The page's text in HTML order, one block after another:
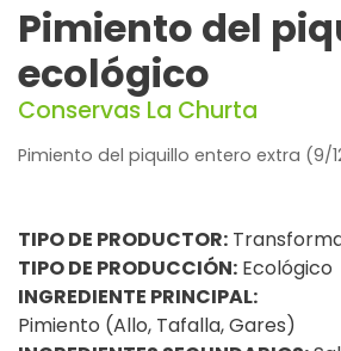
Pimiento del
ecológico
Conservas La Churta
Pimiento del piquillo entero extra (9/
TIPO DE PRODUCTOR:
TIPO DE PRODUCCIÓN: Ecológico
INGREDIENTE PRINCIPAL:
Pimiento (Allo, Tafalla, Gares)